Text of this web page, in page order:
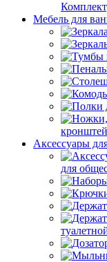
Мебель для
Аксессуары
для